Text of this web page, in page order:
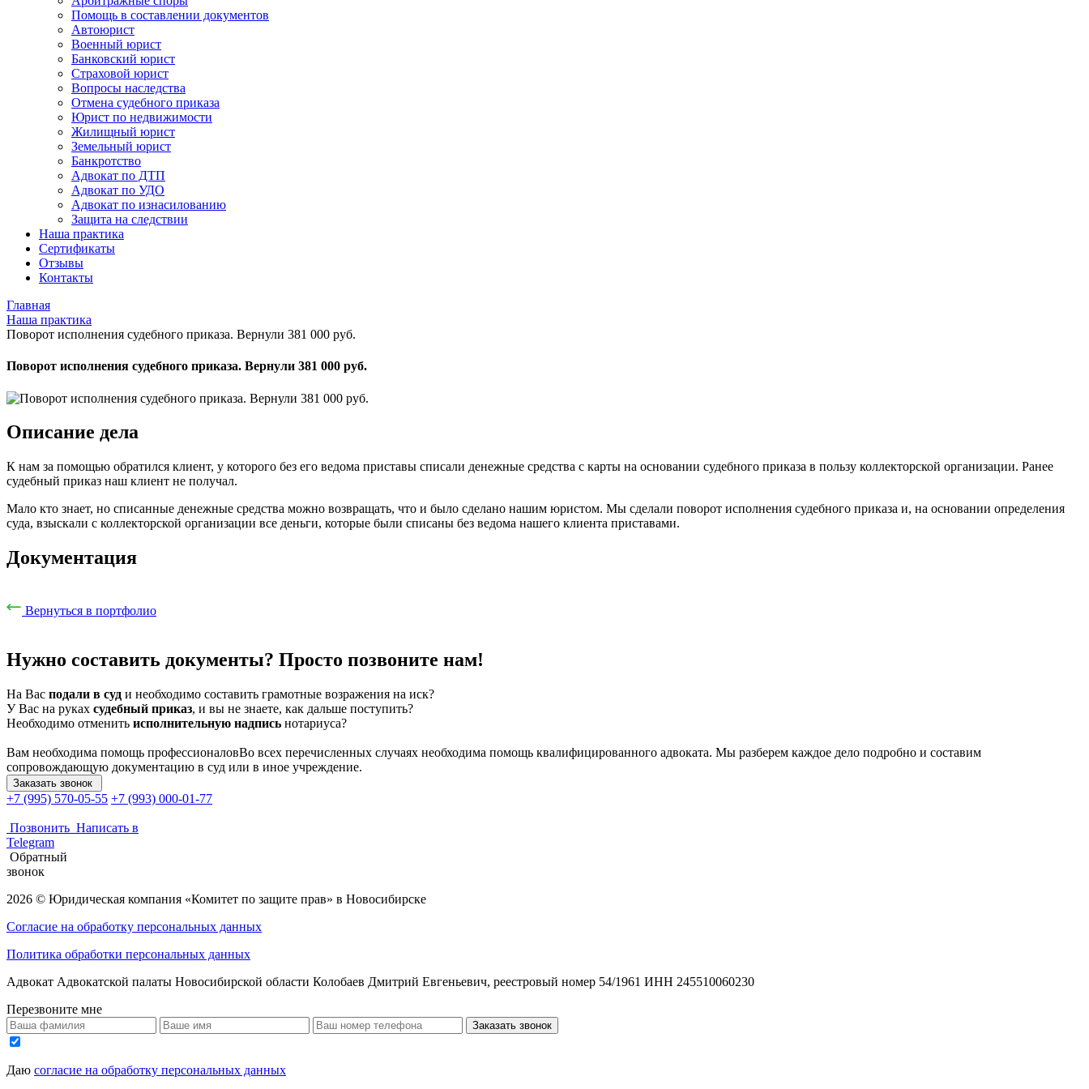
Помощь в составлении документов
Автоюрист
Военный юрист
Банковский юрист
Страховой юрист
Вопросы наследства
Отмена судебного приказа
Юрист по недвижимости
Жилищный юрист
Земельный юрист
Банкротство
Адвокат по ДТП
Адвокат по УДО
Адвокат по изнасилованию
Защита на следствии
Наша практика
Сертификаты
Отзывы
Контакты
Главная
Наша практика
Поворот исполнения судебного приказа. Вернули 381 000 руб.
Поворот исполнения судебного приказа. Вернули 381 000 руб.
Описание дела
К нам за помощью обратился клиент, у которого без его ведома приставы списали денежные средства с карты на основании судебного приказа в пользу коллекторской организации. Ранее
судебный приказ наш клиент не получал.
Мало кто знает, но списанные денежные средства можно возвращать, что и было сделано нашим юристом. Мы сделали поворот исполнения судебного приказа и, на основании определения
суда, взыскали с коллекторской организации все деньги, которые были списаны без ведома нашего клиента приставами.
Документация
Вернуться в портфолио
Нужно составить документы? Просто позвоните нам!
На Вас подали в суд и необходимо составить грамотные возражения на иск?
У Вас на руках судебный приказ, и вы не знаете, как дальше поступить?
Необходимо отменить исполнительную надпись нотариуса?
Вам необходима помощь профессионаловВо всех перечисленных случаях необходима помощь квалифицированного адвоката. Мы разберем каждое дело подробно и составим
сопровождающую документацию в суд или в иное учреждение.
Заказать звонок
+7 (995) 570-05-55 +7 (993) 000-01-77
Позвонить Написать в
Telegram
Обратный
звонок
2026 © Юридическая компания «Комитет по защите прав» в Новосибирске
Согласие на обработку персональных данных
Политика обработки персональных данных
Адвокат Адвокатской палаты Новосибирской области Колобаев Дмитрий Евгеньевич, реестровый номер 54/1961 ИНН 245510060230
Перезвоните мне
Заказать звонок
Даю согласие на обработку персональных данных